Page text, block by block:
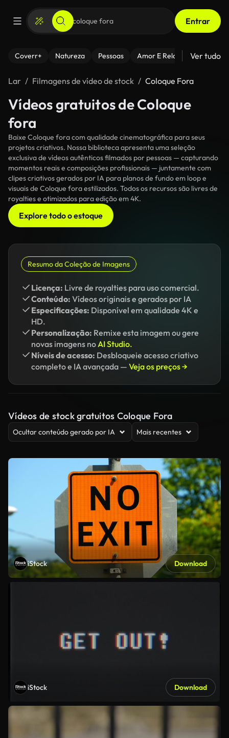
Entrar
Coverr+ Natureza Pessoas Amor E Relacionamentos
Ver tudo
Lar Filmagens de vídeo de stock Coloque Fora
Vídeos gratuitos de Coloque
fora
Baixe Coloque fora com qualidade cinematográfica para seus
projetos criativos. Nossa biblioteca apresenta uma seleção
exclusiva de vídeos autênticos filmados por pessoas — capturando
momentos reais e composições profissionais — juntamente com
clipes criativos gerados por IA para planos de fundo em loop e
visuais de Coloque fora estilizados. Todos os recursos são livres de
royalties e otimizados para edição em 4K.
Explore todo o estoque
Resumo da Coleção de Imagens
Licença: Livre de royalties para uso comercial.
Conteúdo: Vídeos originais e gerados por IA
Especificações: Disponível em qualidade 4K e
HD.
Personalização: Remixe esta imagem ou gere
novas imagens noAI Studio.
Níveis de acesso: Desbloqueie acesso criativo
completo e IA avançada — Veja os preços →
Vídeos de stock gratuitos Coloque Fora
Ocultar conteúdo gerado por IA Mais recentes
iStock Download
iStock Download